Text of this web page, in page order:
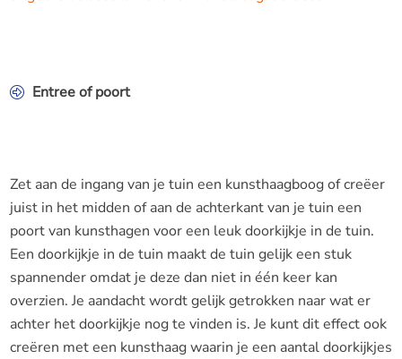
Entree of poort
Zet aan de ingang van je tuin een kunsthaagboog of creëer
juist in het midden of aan de achterkant van je tuin een
poort van kunsthagen voor een leuk doorkijkje in de tuin.
Een doorkijkje in de tuin maakt de tuin gelijk een stuk
spannender omdat je deze dan niet in één keer kan
overzien. Je aandacht wordt gelijk getrokken naar wat er
achter het doorkijkje nog te vinden is. Je kunt dit effect ook
creëren met een kunsthaag waarin je een aantal doorkijkjes